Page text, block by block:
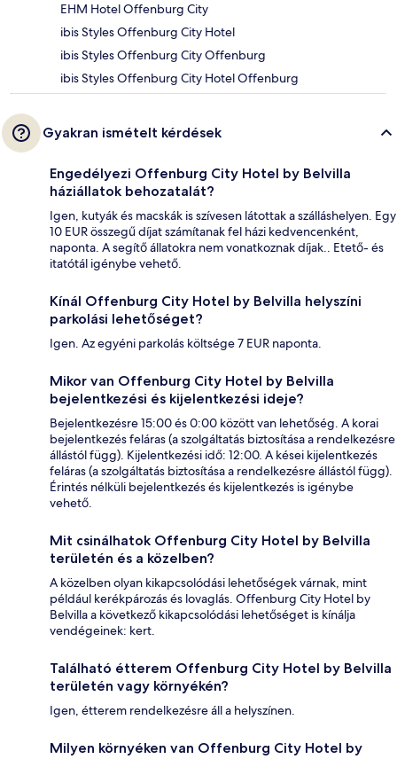
EHM Hotel Offenburg City
ibis Styles Offenburg City Hotel
ibis Styles Offenburg City Offenburg
ibis Styles Offenburg City Hotel Offenburg
Gyakran ismételt kérdések
Engedélyezi Offenburg City Hotel by Belvilla
háziállatok behozatalát?
Igen, kutyák és macskák is szívesen látottak a szálláshelyen. Egy
10 EUR összegű díjat számítanak fel házi kedvencenként,
naponta. A segítő állatokra nem vonatkoznak díjak.. Etető- és
itatótál igénybe vehető.
Kínál Offenburg City Hotel by Belvilla helyszíni
parkolási lehetőséget?
Igen. Az egyéni parkolás költsége 7 EUR naponta.
Mikor van Offenburg City Hotel by Belvilla
bejelentkezési és kijelentkezési ideje?
Bejelentkezésre 15:00 és 0:00 között van lehetőség. A korai
bejelentkezés feláras (a szolgáltatás biztosítása a rendelkezésre
állástól függ). Kijelentkezési idő: 12:00. A kései kijelentkezés
feláras (a szolgáltatás biztosítása a rendelkezésre állástól függ).
Érintés nélküli bejelentkezés és kijelentkezés is igénybe
vehető.
Mit csinálhatok Offenburg City Hotel by Belvilla
területén és a közelben?
A közelben olyan kikapcsolódási lehetőségek várnak, mint
például kerékpározás és lovaglás. Offenburg City Hotel by
Belvilla a következő kikapcsolódási lehetőséget is kínálja
vendégeinek: kert.
Található étterem Offenburg City Hotel by Belvilla
területén vagy környékén?
Igen, étterem rendelkezésre áll a helyszínen.
Milyen környéken van Offenburg City Hotel by